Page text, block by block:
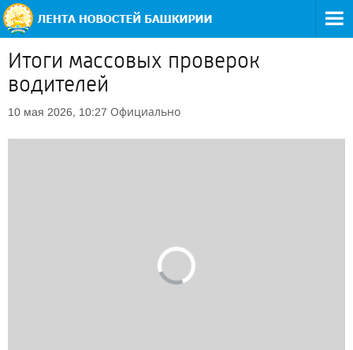
Итоги массовых проверок
водителей
10 мая 2026, 10:27 Официально